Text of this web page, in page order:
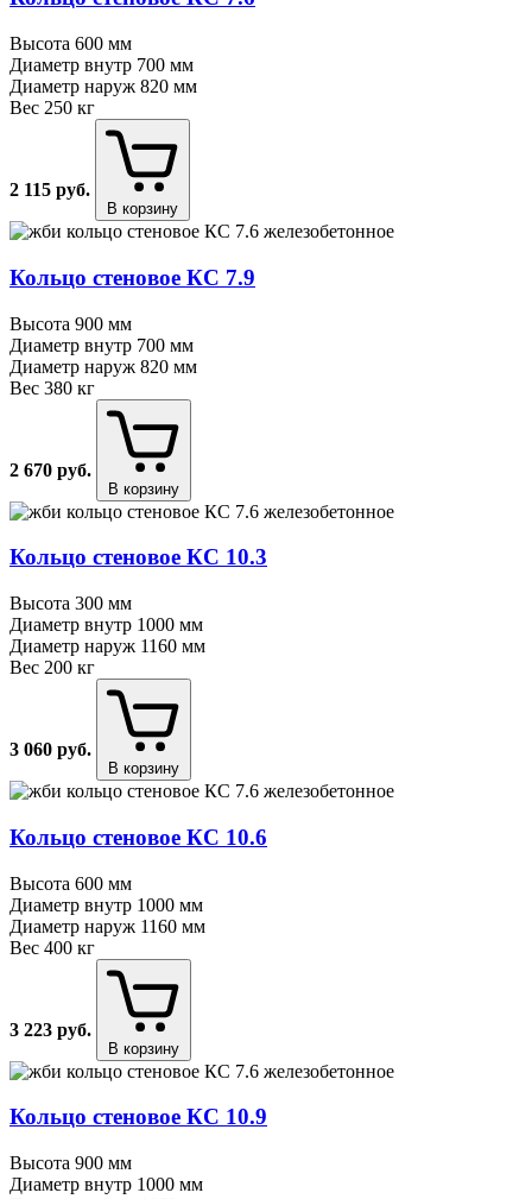
Высота 600 мм
Диаметр внутр 700 мм
Диаметр наруж 820 мм
Вес 250 кг
2 115 руб.
В корзину
Кольцо стеновое КС 7.9
Высота 900 мм
Диаметр внутр 700 мм
Диаметр наруж 820 мм
Вес 380 кг
2 670 руб.
В корзину
Кольцо стеновое КС 10.3
Высота 300 мм
Диаметр внутр 1000 мм
Диаметр наруж 1160 мм
Вес 200 кг
3 060 руб.
В корзину
Кольцо стеновое КС 10.6
Высота 600 мм
Диаметр внутр 1000 мм
Диаметр наруж 1160 мм
Вес 400 кг
3 223 руб.
В корзину
Кольцо стеновое КС 10.9
Высота 900 мм
Диаметр внутр 1000 мм